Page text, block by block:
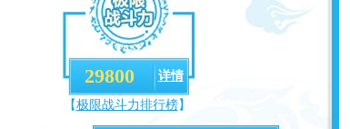
29800 详情
【极限战斗力排行榜】